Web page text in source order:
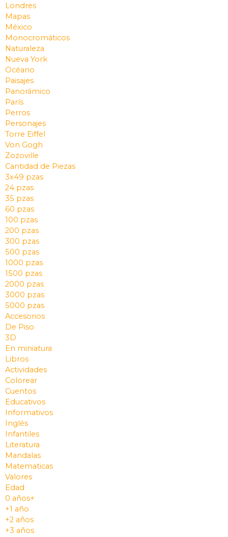
Londres
Mapas
México
Monocromáticos
Naturaleza
Nueva York
Océano
Paisajes
Panorámico
París
Perros
Personajes
Torre Eiffel
Von Gogh
Zozoville
Cantidad de Piezas
3x49 pzas
24 pzas
35 pzas
60 pzas
100 pzas
200 pzas
300 pzas
500 pzas
1000 pzas
1500 pzas
2000 pzas
3000 pzas
5000 pzas
Accesorios
De Piso
3D
En miniatura
Libros
Actividades
Colorear
Cuentos
Educativos
Informativos
Inglés
Infantiles
Literatura
Mandalas
Matematicas
Valores
Edad
0 años+
+1 año
+2 años
+3 años